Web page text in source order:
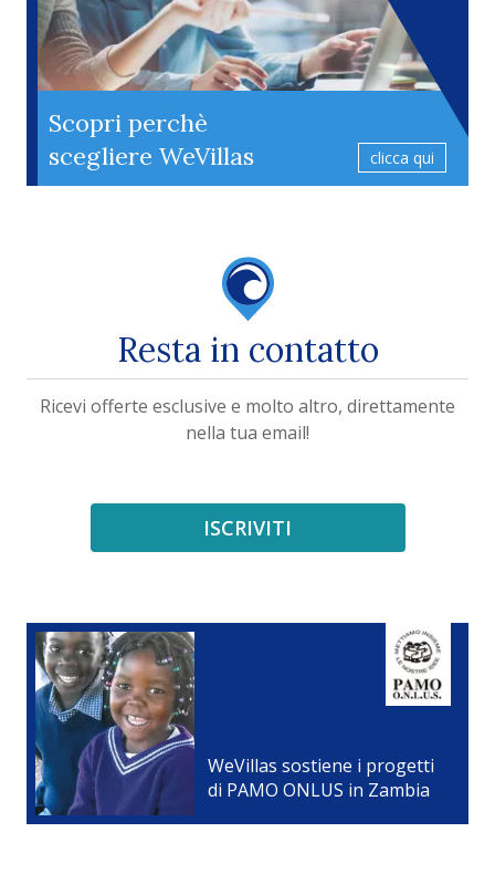
Scopri perchè
scegliere WeVillas
clicca qui
Resta in contatto
Ricevi offerte esclusive e molto altro, direttamente
nella tua email!
ISCRIVITI
WeVillas sostiene i progetti
di PAMO ONLUS in Zambia